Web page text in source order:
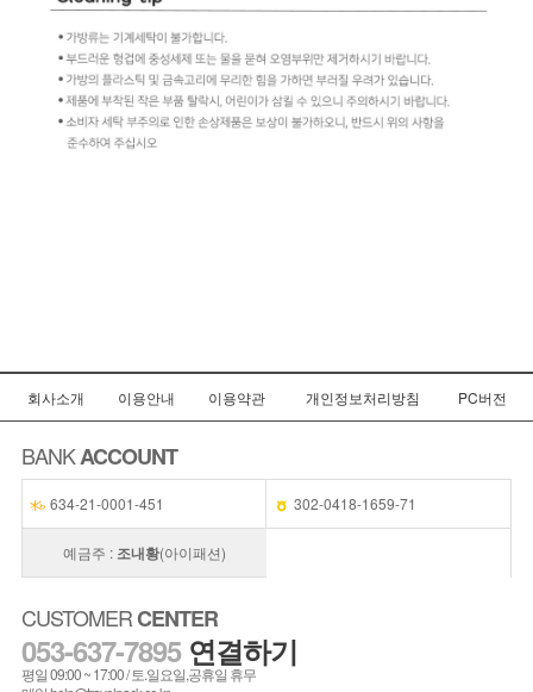
회사소개 이용안내 이용약관 개인정보처리방침 PC버전
BANKACCOUNT
634-21-0001-451 302-0418-1659-71
예금주 : 조내황(아이패션)
CUSTOMERCENTER
053-637-7895 연결하기
평일 09:00 ~ 17:00 / 토.일요일,공휴일 휴무